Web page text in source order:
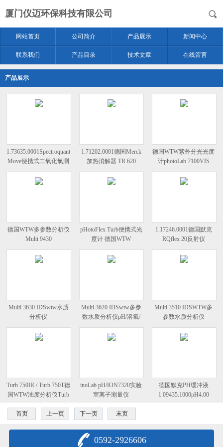
厦门仪迈环保科技有限公司
网站首页 公司简介 产品展示 新闻中心
联系我们 产品目录 技术文章 在线留言
产品展示
1.73635.0001Spectroquant
Move便携式二氧化氯测
试仪
1.71202.0001德国Merck
加热消解器 TR 620
德国WTW紫外分光光度
计photoLab 7100VIS
德国WTW多参数分析仪
Multi 9430
pHotoFlex Turb便携式光
度计 德国WTW
1.17246.0001德国默克
RQflex 20反射仪
Multi 3630 IDSwtw水质
分析仪
Multi 3620 IDSwtw多参
数水质分析仪pH/溶氧/
电导/盐度
Multi 3510 IDSWTW多
参数水质分析仪
Turb 750IR / Turb 750T德
国WTW浊度分析仪Turb
inoLab pH/ION7320实验
室离子测量仪
德国默克PH缓冲液
1.09435.1000pH4.00
首页 上一页 下一页 末页
0592-2926606